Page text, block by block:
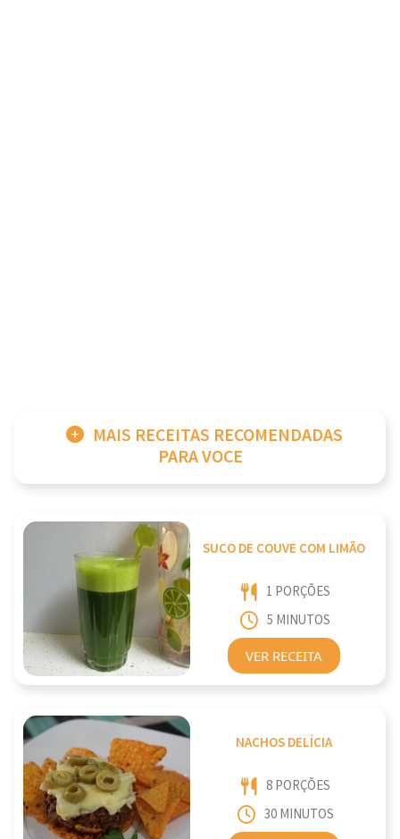
MAIS RECEITAS RECOMENDADAS
PARA VOCE
SUCO DE COUVE COM LIMÃO
1 PORÇÕES
5 MINUTOS
VER RECEITA
NACHOS DELÍCIA
8 PORÇÕES
30 MINUTOS